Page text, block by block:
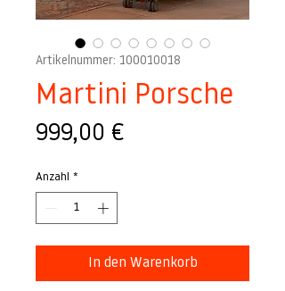
Artikelnummer: 100010018
Martini Porsche
999,00 €
Anzahl *
In den Warenkorb